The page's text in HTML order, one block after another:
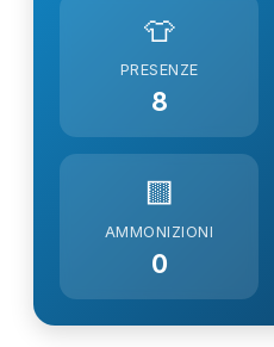
👕
PRESENZE
8
🟨
AMMONIZIONI
0